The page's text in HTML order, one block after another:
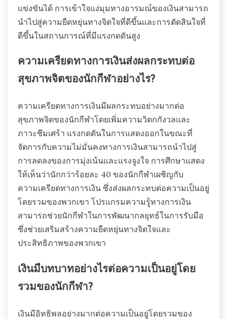
แข่งขันได้ การเข้าใจแง่มุมทางอารมณ์ของเงินสามารถ
นำไปสู่ความยืดหยุ่นทางจิตใจที่ดีขึ้นและการตัดสินใจที่
ดีขึ้นในสถานการณ์ที่มีแรงกดดันสูง
ความเครียดทางการเงินส่งผลกระทบต่อ
สุขภาพจิตของนักกีฬาอย่างไร?
ความเครียดทางการเงินมีผลกระทบอย่างมากต่อ
สุขภาพจิตของนักกีฬาโดยเพิ่มความวิตกกังวลและ
ภาวะซึมเศร้า แรงกดดันในการแสดงออกในขณะที่
จัดการกับความไม่มั่นคงทางการเงินสามารถนำไปสู่
การลดลงของการมุ่งเน้นและแรงจูงใจ การศึกษาแสดง
ให้เห็นว่านักกว่าร้อยละ 40 ของนักกีฬาเผชิญกับ
ความเครียดทางการเงิน ซึ่งส่งผลกระทบต่อความเป็นอยู่
โดยรวมของพวกเขา โปรแกรมความรู้ทางการเงิน
สามารถช่วยนักกีฬาในการพัฒนากลยุทธ์ในการรับมือ
ซึ่งช่วยเสริมสร้างความยืดหยุ่นทางจิตใจและ
ประสิทธิภาพของพวกเขา
เงินมีบทบาทอย่างไรต่อความเป็นอยู่โดย
รวมของนักกีฬา?
เงินมีอิทธิพลอย่างมากต่อความเป็นอยู่โดยรวมของ